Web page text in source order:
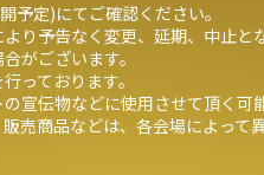
予定)にてご確認ください。
り予告なく変更、延期、中止と
がございます。
っております。
宣伝物などに使用させて頂く可
売商品などは、各会場によって